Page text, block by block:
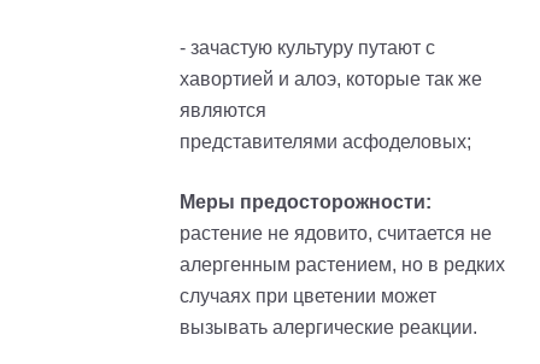
- зачастую культуру путают с
хавортией и алоэ, которые так же
являются
представителями асфоделовых;
Меры предосторожности:
растение не ядовито, считается не
алергенным растением, но в редких
случаях при цветении может
вызывать алергические реакции.